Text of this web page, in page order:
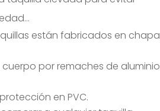
están fabricados en chapa
por remaches de aluminio
en PVC.